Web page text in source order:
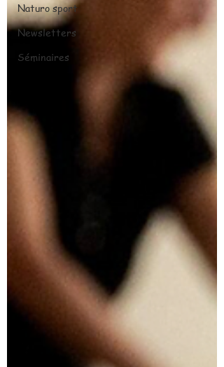
Naturo sport
Newsletters
Séminaires